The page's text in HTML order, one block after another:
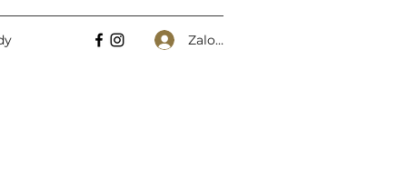
Zaloguj się